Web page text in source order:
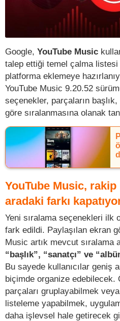
Google, YouTube Music
talep ettiği temel çalma
platforma eklemeye
YouTube Music 9.20.52
seçenekler, parçaların
göre sıralanmasına olanak
YouTube Music,
aradaki farkı
Yeni sıralama seçenekleri ilk
fark edildi. Paylaşılan ekran
Music artık mevcut sıralama
“başlık”, “sanatçı” ve
Bu sayede kullanıcılar geniş
biçimde organize edebilecek.
parçaları gruplayabilmek
listeleme yapabilmek,
daha işlevsel hale getirecek